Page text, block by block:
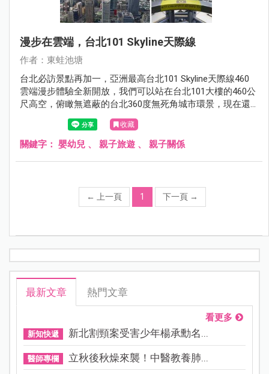
漫步在雲端，台北101 Skyline天際線
作者：東蛙池塘
台北必訪景點再加一，亞洲最高台北101 Skyline天際線460
雲端漫步體驗全新開放，我們可以站在台北101大樓的460公
尺高空，俯瞰無遮蔽的台北360度無死角城市環景，現在還
有推出台灣籍平日半價限定優惠雙人套票，包含快速通關門
票、專屬紀念照、101紀念品以及雲朵咖啡，光是專屬紀念
照就值回票價，這樣的經驗真的是太特別了，有興趣的朋友
收藏
關鍵字： 嬰幼兒 、 親子旅遊 、 親子關係
← 上一頁 1 下一頁 →
最新文章 熱門文章
看更多
新知快遞 新北割頸案受害少年楊承勳名...
醫師專欄 立秋後秋燥來襲！中醫教養肺...